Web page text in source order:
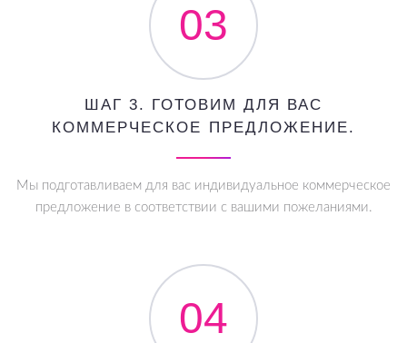
03
ШАГ 3. ГОТОВИМ ДЛЯ ВАС
КОММЕРЧЕСКОЕ ПРЕДЛОЖЕНИЕ.
Мы подготавливаем для вас индивидуальное коммерческое
предложение в соответствии с вашими пожеланиями.
04